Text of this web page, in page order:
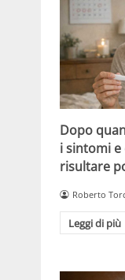
Dopo
i sintomi
risultare
Roberto
Leggi di più